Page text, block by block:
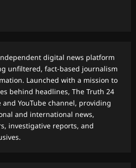
digital news platform
unfiltered, fact-based journalism
Launched with a mission to
behind headlines, The Truth 24
YouTube channel, providing
and international news,
investigative reports, and